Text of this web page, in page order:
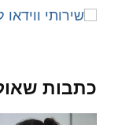
קו תחתיכתבות